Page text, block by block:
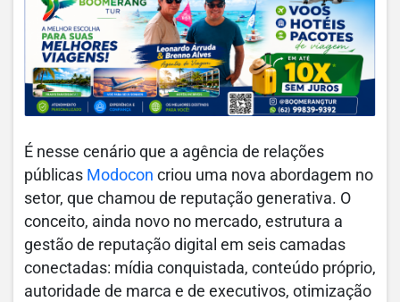
É nesse cenário que a agência de relações
públicas Modocon criou uma nova abordagem no
setor, que chamou de reputação generativa. O
conceito, ainda novo no mercado, estrutura a
gestão de reputação digital em seis camadas
conectadas: mídia conquistada, conteúdo próprio,
autoridade de marca e de executivos, otimização